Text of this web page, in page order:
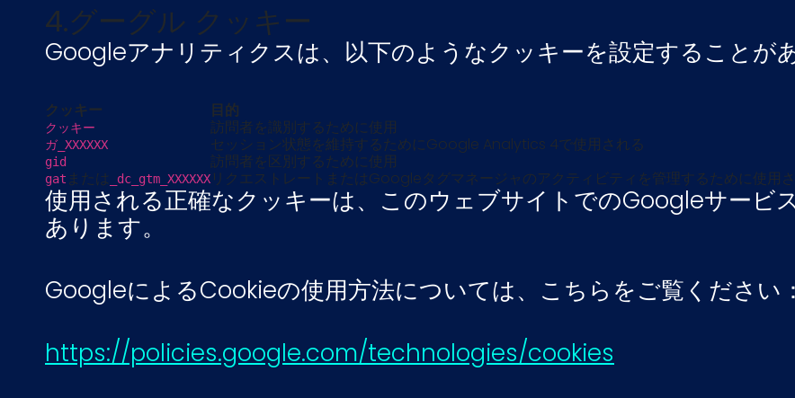
4.グーグル クッキー
Googleアナリティクスは、以下のようなクッキーを設定することが
クッキー 目的
クッキー 訪問者を識別するために使用
ガ_XXXXXX セッション状態を維持するためにGoogle Analytics 4で使用される
gid 訪問者を区別するために使用
gat または _dc_gtm_XXXXXX リクエストレートまたはGoogleタグマネージャのアクティビティを管理するために使用さ
使用される正確なクッキーは、このウェブサイトでのGoogleサービ
あります。
GoogleによるCookieの使用方法については、こちらをご覧ください：
https://policies.google.com/technologies/cookies